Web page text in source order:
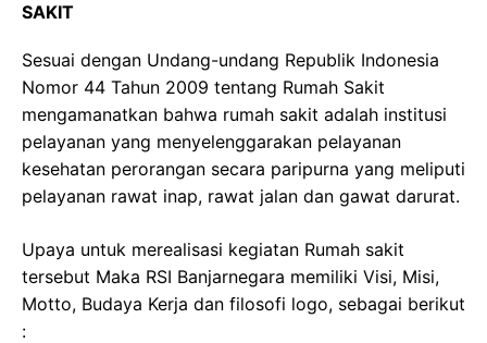
SAKIT
Sesuai dengan Undang-undang Republik Indonesia
Nomor 44 Tahun 2009 tentang Rumah Sakit
mengamanatkan bahwa rumah sakit adalah institusi
pelayanan yang menyelenggarakan pelayanan
kesehatan perorangan secara paripurna yang meliputi
pelayanan rawat inap, rawat jalan dan gawat darurat.
Upaya untuk merealisasi kegiatan Rumah sakit
tersebut Maka RSI Banjarnegara memiliki Visi, Misi,
Motto, Budaya Kerja dan filosofi logo, sebagai berikut
: